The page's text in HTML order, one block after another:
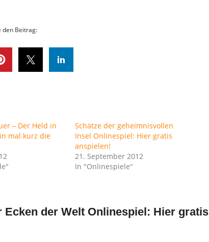
den Beitrag:
– Der Held in
mal kurz die
Schätze der geheimnisvollen
Insel Onlinespiel: Hier gratis
anspielen!
21. September 2012
In "Onlinespiele"
Ecken der Welt Onlinespiel: Hier gratis